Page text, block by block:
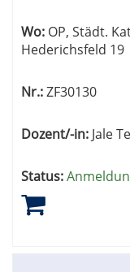
Wo: OP, Städt.
Hederichsfeld 19
Nr.:ZF30130
Dozent/-in: Jale
Status: